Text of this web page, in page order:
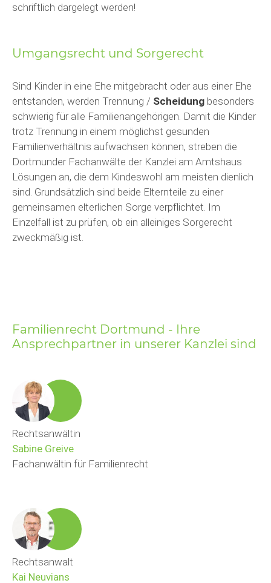
schriftlich dargelegt werden!
Umgangsrecht und Sorgerecht
Sind Kinder in eine Ehe mitgebracht oder aus einer Ehe
entstanden, werden Trennung / Scheidung besonders
schwierig für alle Familienangehörigen. Damit die Kinder
trotz Trennung in einem möglichst gesunden
Familienverhältnis aufwachsen können, streben die
Dortmunder Fachanwälte der Kanzlei am Amtshaus
Lösungen an, die dem Kindeswohl am meisten dienlich
sind. Grundsätzlich sind beide Elternteile zu einer
gemeinsamen elterlichen Sorge verpflichtet. Im
Einzelfall ist zu prüfen, ob ein alleiniges Sorgerecht
zweckmäßig ist.
Familienrecht Dortmund - Ihre
Ansprechpartner in unserer Kanzlei sind
Rechtsanwältin
Sabine Greive
Fachanwältin für Familienrecht
Rechtsanwalt
Kai Neuvians